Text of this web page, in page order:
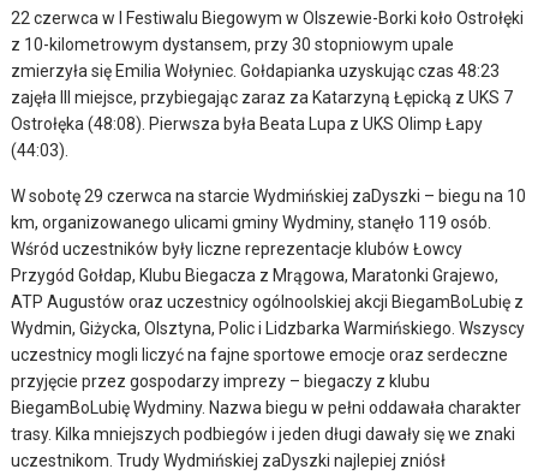
22 czerwca w I Festiwalu Biegowym w Olszewie-Borki koło Ostrołęki
z 10-kilometrowym dystansem, przy 30 stopniowym upale
zmierzyła się Emilia Wołyniec. Gołdapianka uzyskując czas 48:23
zajęła III miejsce, przybiegając zaraz za Katarzyną Łępicką z UKS 7
Ostrołęka (48:08). Pierwsza była Beata Lupa z UKS Olimp Łapy
(44:03).
W sobotę 29 czerwca na starcie Wydmińskiej zaDyszki – biegu na 10
km, organizowanego ulicami gminy Wydminy, stanęło 119 osób.
Wśród uczestników były liczne reprezentacje klubów Łowcy
Przygód Gołdap, Klubu Biegacza z Mrągowa, Maratonki Grajewo,
ATP Augustów oraz uczestnicy ogólnoolskiej akcji BiegamBoLubię z
Wydmin, Giżycka, Olsztyna, Polic i Lidzbarka Warmińskiego. Wszyscy
uczestnicy mogli liczyć na fajne sportowe emocje oraz serdeczne
przyjęcie przez gospodarzy imprezy – biegaczy z klubu
BiegamBoLubię Wydminy. Nazwa biegu w pełni oddawała charakter
trasy. Kilka mniejszych podbiegów i jeden długi dawały się we znaki
uczestnikom. Trudy Wydmińskiej zaDyszki najlepiej zniósł